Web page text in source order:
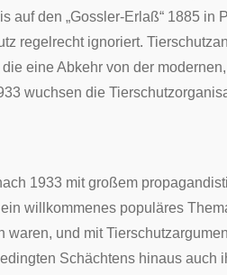
auf den „Gossler-Erlaß“ 1885 in
regelrecht ignoriert.
die eine Abkehr von der
wuchsen die
1933 mit großem
willkommenes populäres
und mit
Schächtens hinaus auch